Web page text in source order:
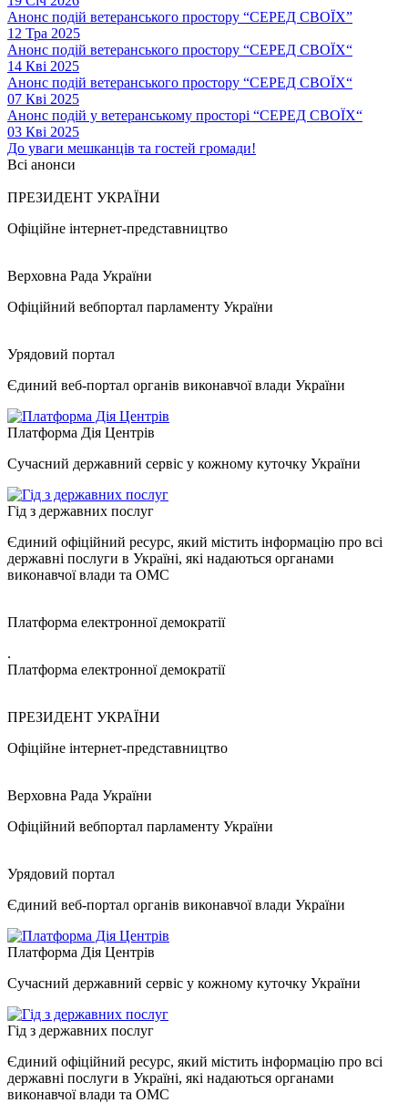
Анонс подій ветеранського простору “СЕРЕД СВОЇХ”
12 Тра 2025
Анонс подій ветеранського простору “СЕРЕД СВОЇХ“
14 Кві 2025
Анонс подій ветеранського простору “СЕРЕД СВОЇХ“
07 Кві 2025
Анонс подій у ветеранському просторі “СЕРЕД СВОЇХ“
03 Кві 2025
До уваги мешканців та гостей громади!
Всі анонси
ПРЕЗИДЕНТ УКРАЇНИ
Офіційне інтернет-представництво
Верховна Рада України
Офіційний вебпортал парламенту України
Урядовий портал
Єдиний веб-портал органів виконавчої влади України
Платформа Дія Центрів
Сучасний державний сервіс у кожному куточку України
Гід з державних послуг
Єдиний офіційний ресурс, який містить інформацію про всі
державні послуги в Україні, які надаються органами
виконавчої влади та ОМС
Платформа електронної демократії
.
Платформа електронної демократії
ПРЕЗИДЕНТ УКРАЇНИ
Офіційне інтернет-представництво
Верховна Рада України
Офіційний вебпортал парламенту України
Урядовий портал
Єдиний веб-портал органів виконавчої влади України
Платформа Дія Центрів
Сучасний державний сервіс у кожному куточку України
Гід з державних послуг
Єдиний офіційний ресурс, який містить інформацію про всі
державні послуги в Україні, які надаються органами
виконавчої влади та ОМС